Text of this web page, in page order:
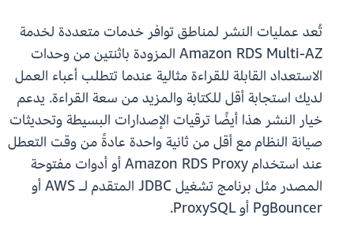
تُعد عمليات النشر لمناطق توافر خدمات متعددة لخدمة
Amazon RDS Multi-AZ المزودة باثنتين من وحدات
الاستعداد القابلة للقراءة مثالية عندما تتطلب أعباء العمل
لديك استجابة أقل للكتابة والمزيد من سعة القراءة. يدعم
خيار النشر هذا أيضًا ترقيات الإصدارات البسيطة وتحديثات
صيانة النظام مع أقل من ثانية واحدة عادةً من وقت التعطل
عند استخدام Amazon RDS Proxy أو أدوات مفتوحة
المصدر مثل برنامج تشغيل JDBC المتقدم لـ AWS أو
PgBouncer أو ProxySQL.